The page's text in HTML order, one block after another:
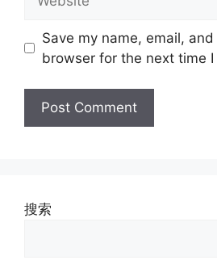
Save my name, email,
browser for the next time I
搜索